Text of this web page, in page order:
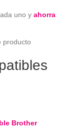
uno y ahorra
producto
Brother